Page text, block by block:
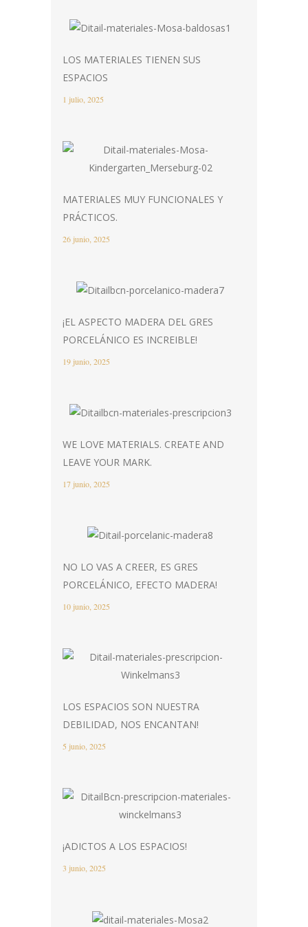
LOS MATERIALES TIENEN SUS
ESPACIOS
1 julio, 2025
MATERIALES MUY FUNCIONALES Y
PRÁCTICOS.
26 junio, 2025
¡EL ASPECTO MADERA DEL GRES
PORCELÁNICO ES INCREIBLE!
19 junio, 2025
WE LOVE MATERIALS. CREATE AND
LEAVE YOUR MARK.
17 junio, 2025
NO LO VAS A CREER, ES GRES
PORCELÁNICO, EFECTO MADERA!
10 junio, 2025
LOS ESPACIOS SON NUESTRA
DEBILIDAD, NOS ENCANTAN!
5 junio, 2025
¡ADICTOS A LOS ESPACIOS!
3 junio, 2025